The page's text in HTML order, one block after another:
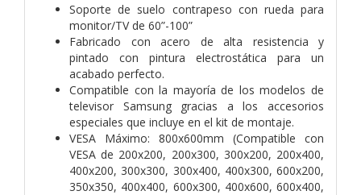
Soporte de suelo contrapeso con rueda para
monitor/TV de 60”-100”
Fabricado con acero de alta resistencia y
pintado con pintura electrostática para un
acabado perfecto.
Compatible con la mayoría de los modelos de
televisor Samsung gracias a los accesorios
especiales que incluye en el kit de montaje.
VESA Máximo: 800x600mm (Compatible con
VESA de 200x200, 200x300, 300x200, 200x400,
400x200, 300x300, 300x400, 400x300, 600x200,
350x350, 400x400, 600x300, 400x600, 600x400,